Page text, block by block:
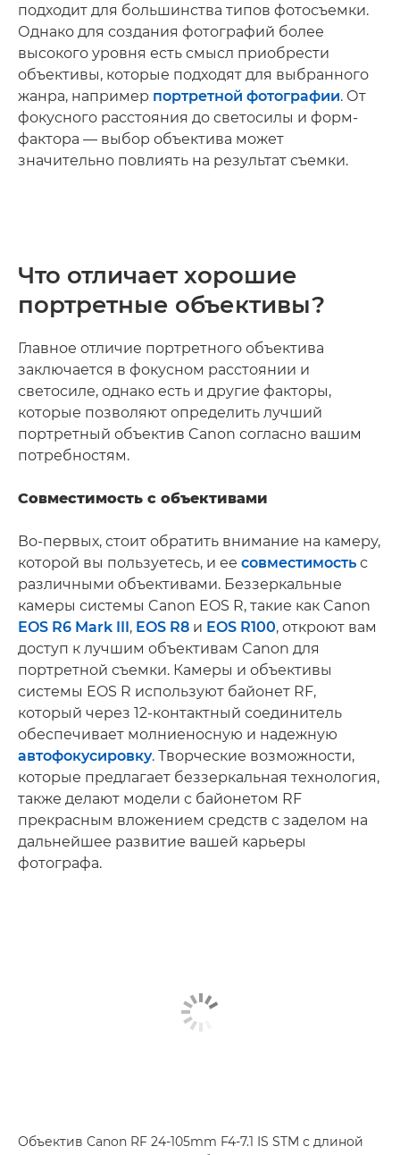
подходит для большинства типов фотосъемки.
Однако для создания фотографий более
высокого уровня есть смысл приобрести
объективы, которые подходят для выбранного
жанра, например портретной фотографии. От
фокусного расстояния до светосилы и форм-
фактора — выбор объектива может
значительно повлиять на результат съемки.
Что отличает хорошие
портретные объективы?
Главное отличие портретного объектива
заключается в фокусном расстоянии и
светосиле, однако есть и другие факторы,
которые позволяют определить лучший
портретный объектив Canon согласно вашим
потребностям.
Совместимость с объективами
Во-первых, стоит обратить внимание на камеру,
которой вы пользуетесь, и ее совместимость с
различными объективами. Беззеркальные
камеры системы Canon EOS R, такие как Canon
EOS R6 Mark III, EOS R8 и EOS R100, откроют вам
доступ к лучшим объективам Canon для
портретной съемки. Камеры и объективы
системы EOS R используют байонет RF,
который через 12-контактный соединитель
обеспечивает молниеносную и надежную
автофокусировку. Творческие возможности,
которые предлагает беззеркальная технология,
также делают модели с байонетом RF
прекрасным вложением средств с заделом на
дальнейшее развитие вашей карьеры
фотографа.
Объектив Canon RF 24-105mm F4-7.1 IS STM с длиной